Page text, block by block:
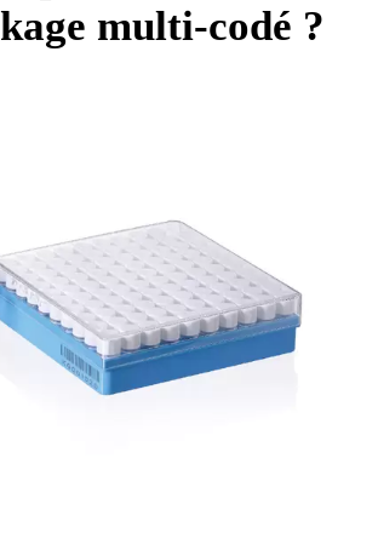
multi-codé ?